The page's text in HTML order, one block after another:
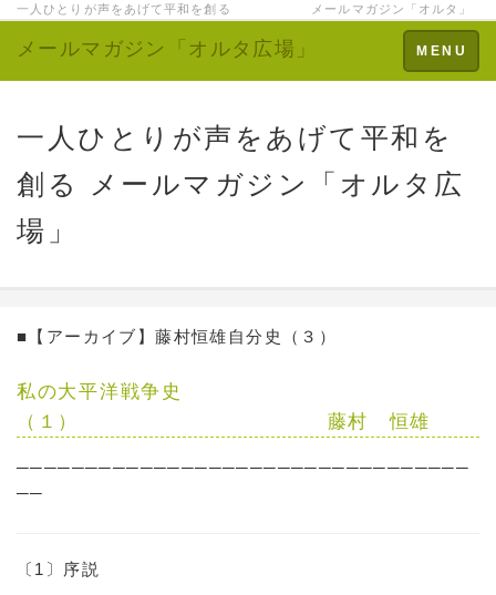
一人ひとりが声をあげて平和を創る メールマガジン「オルタ」
Toggle
navigation
MENU
メールマガジン「オルタ広場」
一人ひとりが声をあげて平和を
創る メールマガジン「オルタ広
場」
■【アーカイブ】藤村恒雄自分史（３）
私の大平洋戦争史
（１） 藤村 恒雄
─────────────────────────────────
──
〔1〕序説